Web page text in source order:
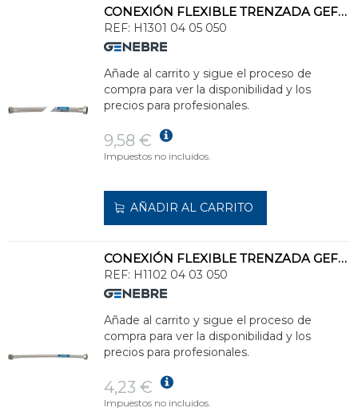
CONEXIÓN FLEXIBLE TRENZADA GEFLEX DN13 H 1/2" - H 3/4" 50cm
REF: H1301 04 05 050
Añade al carrito y sigue el proceso de
compra para ver la disponibilidad y los
precios para profesionales.
9,58 €
Impuestos no incluidos.
AÑADIR AL CARRITO
CONEXIÓN FLEXIBLE TRENZADA GEFLEX DN8 M 1/2" - H 3/8" 50cm
REF: H1102 04 03 050
Añade al carrito y sigue el proceso de
compra para ver la disponibilidad y los
precios para profesionales.
4,23 €
Impuestos no incluidos.